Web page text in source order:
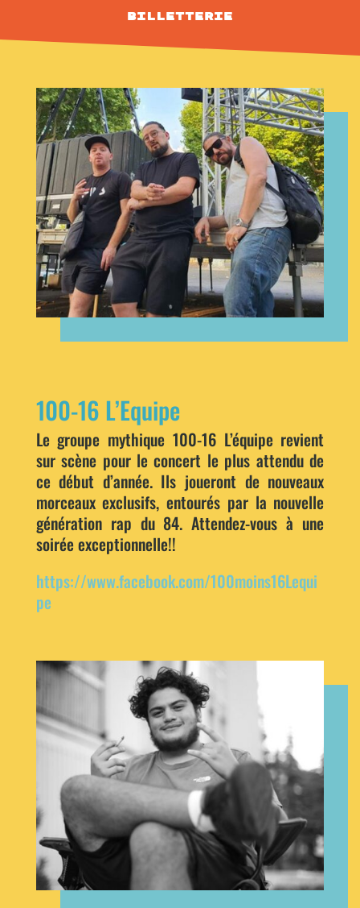
Billetterie
100-16 L’Equipe
Le groupe mythique 100-16 L’équipe revient
sur scène pour le concert le plus attendu de
ce début d’année. Ils joueront de nouveaux
morceaux exclusifs, entourés par la nouvelle
génération rap du 84. Attendez-vous à une
soirée exceptionnelle!!
https://www.facebook.com/100moins16Lequi
pe